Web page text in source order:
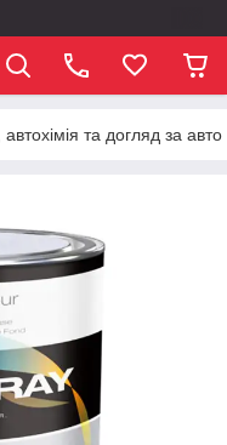
та догляд за авто